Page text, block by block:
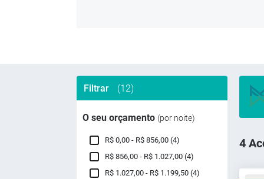
Filtrar (12)
O seu orçamento (por noite)
R$ 0,00 - R$ 856,00 (4)
R$ 856,00 - R$ 1.027,00 (4)
R$ 1.027,00 - R$ 1.199,50 (4)
4